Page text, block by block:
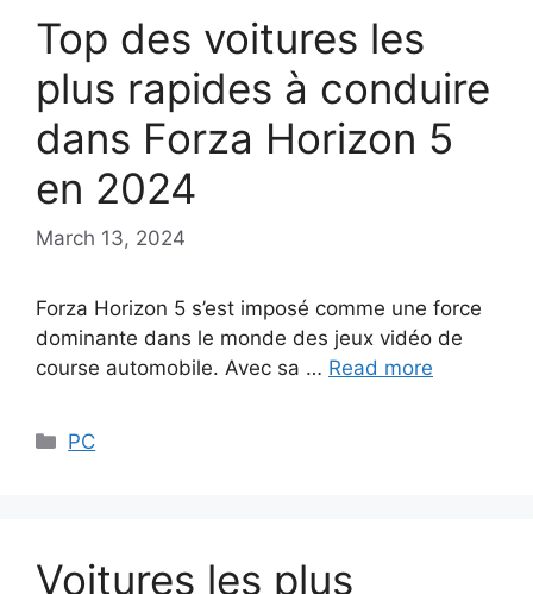
Top des voitures les
plus rapides à conduire
dans Forza Horizon 5
en 2024
March 13, 2024
Forza Horizon 5 s’est imposé comme une force
dominante dans le monde des jeux vidéo de
course automobile. Avec sa … Read more
Categories
PC
Voitures les plus